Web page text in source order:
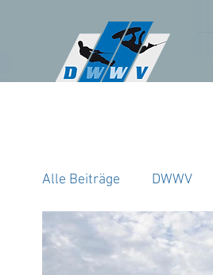
Alle Beiträge DWWV
WAKEBOARD CABLE